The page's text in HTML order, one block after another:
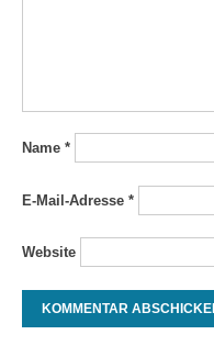
Name *
E-Mail-Adresse *
Website